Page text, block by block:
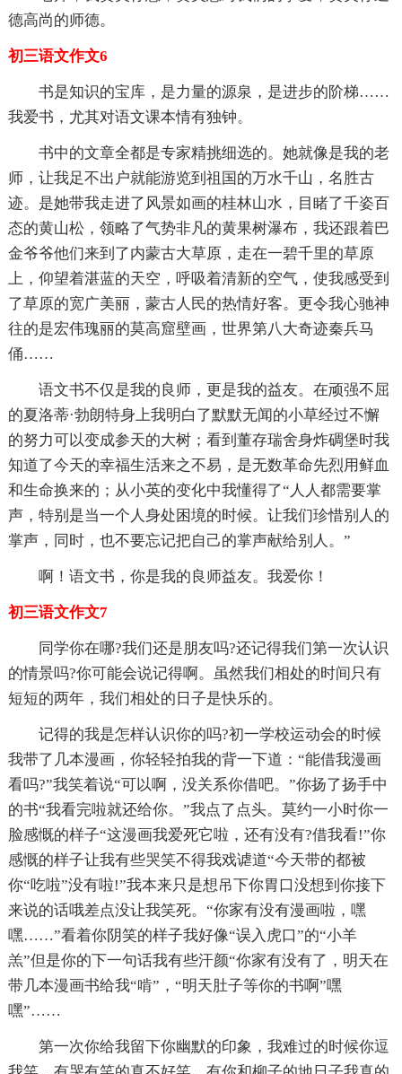
德高尚的师德。
初三语文作文6
书是知识的宝库，是力量的源泉，是进步的阶梯……
我爱书，尤其对语文课本情有独钟。
书中的文章全都是专家精挑细选的。她就像是我的老
师，让我足不出户就能游览到祖国的万水千山，名胜古
迹。是她带我走进了风景如画的桂林山水，目睹了千姿百
态的黄山松，领略了气势非凡的黄果树瀑布，我还跟着巴
金爷爷他们来到了内蒙古大草原，走在一碧千里的草原
上，仰望着湛蓝的天空，呼吸着清新的空气，使我感受到
了草原的宽广美丽，蒙古人民的热情好客。更令我心驰神
往的是宏伟瑰丽的莫高窟壁画，世界第八大奇迹秦兵马
俑……
语文书不仅是我的良师，更是我的益友。在顽强不屈
的夏洛蒂·勃朗特身上我明白了默默无闻的小草经过不懈
的努力可以变成参天的大树；看到董存瑞舍身炸碉堡时我
知道了今天的幸福生活来之不易，是无数革命先烈用鲜血
和生命换来的；从小英的变化中我懂得了“人人都需要掌
声，特别是当一个人身处困境的时候。让我们珍惜别人的
掌声，同时，也不要忘记把自己的掌声献给别人。”
啊！语文书，你是我的良师益友。我爱你！
初三语文作文7
同学你在哪?我们还是朋友吗?还记得我们第一次认识
的情景吗?你可能会说记得啊。虽然我们相处的时间只有
短短的两年，我们相处的日子是快乐的。
记得的我是怎样认识你的吗?初一学校运动会的时候
我带了几本漫画，你轻轻拍我的背一下道：“能借我漫画
看吗?”我笑着说“可以啊，没关系你借吧。”你扬了扬手中
的书“我看完啦就还给你。”我点了点头。莫约一小时你一
脸感慨的样子“这漫画我爱死它啦，还有没有?借我看!”你
感慨的样子让我有些哭笑不得我戏谑道“今天带的都被
你“吃啦”没有啦!”我本来只是想吊下你胃口没想到你接下
来说的话哦差点没让我笑死。“你家有没有漫画啦，嘿
嘿……”看着你阴笑的样子我好像“误入虎口”的“小羊
羔”但是你的下一句话我有些汗颜“你家有没有了，明天在
带几本漫画书给我“啃”，“明天肚子等你的书啊”嘿
嘿”……
第一次你给我留下你幽默的印象，我难过的时候你逗